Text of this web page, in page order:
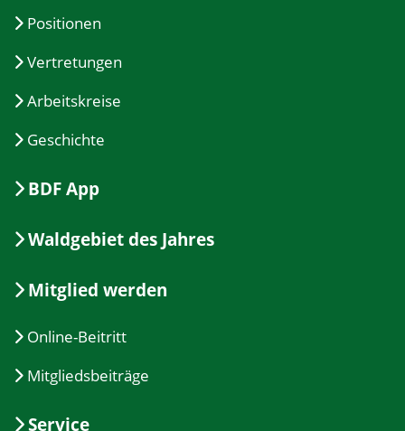
Positionen
Vertretungen
Arbeitskreise
Geschichte
BDF App
Waldgebiet des Jahres
Mitglied werden
Online-Beitritt
Mitgliedsbeiträge
Service